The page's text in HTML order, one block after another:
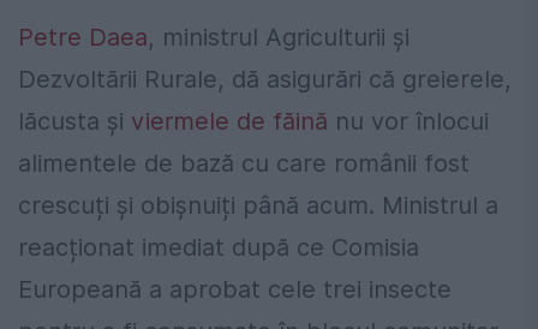
Petre Daea, ministrul Agriculturii și
Dezvoltării Rurale, dă asigurări că greierele,
lăcusta și viermele de făină nu vor înlocui
alimentele de bază cu care românii fost
crescuți și obișnuiți până acum. Ministrul a
reacționat imediat după ce Comisia
Europeană a aprobat cele trei insecte